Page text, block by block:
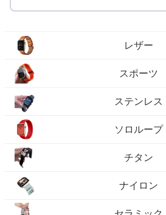
レザー
スポーツ
ステンレス
ソロループ
チタン
ナイロン